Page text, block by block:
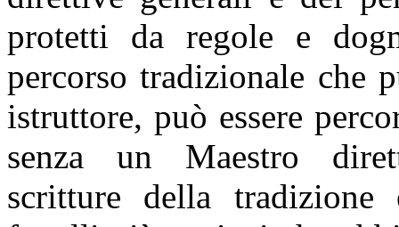
protetti da regole e
percorso tradizionale che
istruttore, può essere
senza un Maestro
scritture della